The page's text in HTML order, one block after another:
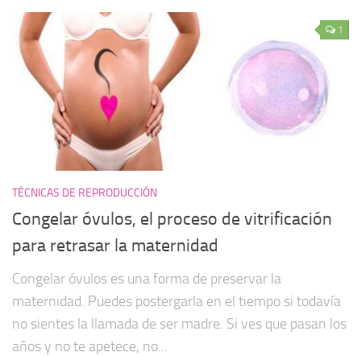
1
TÉCNICAS DE REPRODUCCIÓN
Congelar óvulos, el proceso de vitrificación
para retrasar la maternidad
Congelar óvulos es una forma de preservar la
maternidad. Puedes postergarla en el tiempo si todavía
no sientes la llamada de ser madre. Si ves que pasan los
años y no te apetece, no...